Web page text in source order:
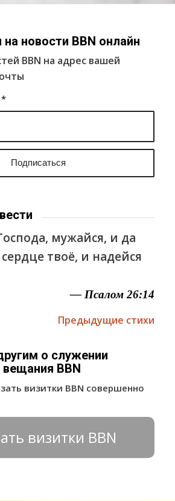
новости BBN онлайн
BBN на адрес вашей
*
мужайся, и да
твоё, и надейся
— Псалом 26:14
Предыдущие стихи
о служении
BBN
визитки BBN совершенно
визитки BBN